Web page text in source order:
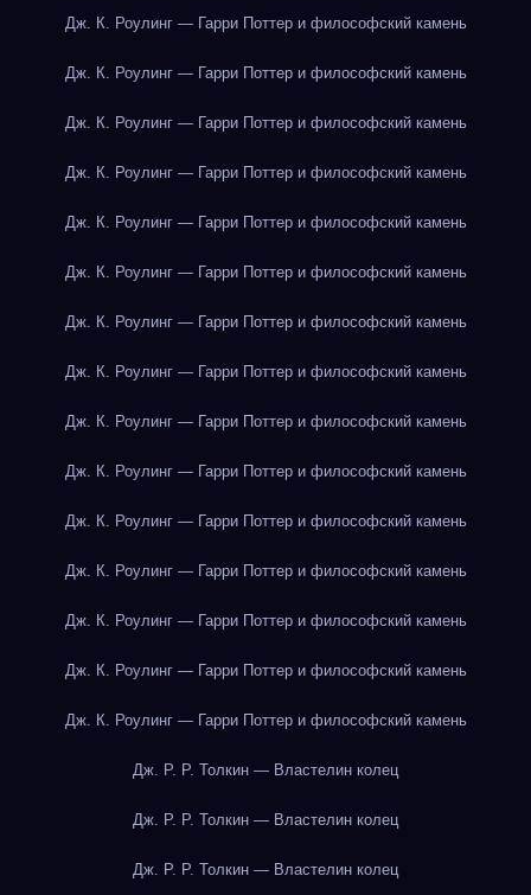
Дж. К. Роулинг — Гарри Поттер и философский камень
Дж. К. Роулинг — Гарри Поттер и философский камень
Дж. К. Роулинг — Гарри Поттер и философский камень
Дж. К. Роулинг — Гарри Поттер и философский камень
Дж. К. Роулинг — Гарри Поттер и философский камень
Дж. К. Роулинг — Гарри Поттер и философский камень
Дж. К. Роулинг — Гарри Поттер и философский камень
Дж. К. Роулинг — Гарри Поттер и философский камень
Дж. К. Роулинг — Гарри Поттер и философский камень
Дж. К. Роулинг — Гарри Поттер и философский камень
Дж. К. Роулинг — Гарри Поттер и философский камень
Дж. К. Роулинг — Гарри Поттер и философский камень
Дж. К. Роулинг — Гарри Поттер и философский камень
Дж. К. Роулинг — Гарри Поттер и философский камень
Дж. К. Роулинг — Гарри Поттер и философский камень
Дж. Р. Р. Толкин — Властелин колец
Дж. Р. Р. Толкин — Властелин колец
Дж. Р. Р. Толкин — Властелин колец